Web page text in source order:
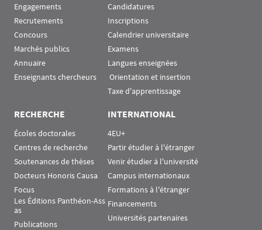
Engagements
Recrutements
Concours
Marchés publics
Annuaire
Enseignants chercheurs
Candidatures
Inscriptions
Calendrier universitaire
Examens
Langues enseignées
Orientation et insertion
Taxe d'apprentissage
RECHERCHE
Écoles doctorales
Centres de recherche
Soutenances de thèses
Docteurs Honoris Causa
Focus
Les Éditions Panthéon-Ass
as
Publications
INTERNATIONAL
4EU+
Partir étudier à l'étranger
Venir étudier à l'université
Campus internationaux
Formations à l'étranger
Financements
Universités partenaires